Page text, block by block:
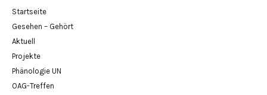
Startseite
Gesehen – Gehört
Aktuell
Projekte
Phänologie UN
OAG-Treffen